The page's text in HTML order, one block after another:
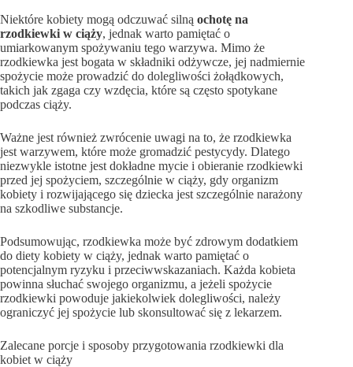
Niektóre kobiety mogą odczuwać silną ochotę na
rzodkiewki w ciąży, jednak warto pamiętać o
umiarkowanym spożywaniu tego warzywa. Mimo że
rzodkiewka jest bogata w składniki odżywcze, jej nadmiernie
spożycie może prowadzić do dolegliwości żołądkowych,
takich jak zgaga czy wzdęcia, które są często spotykane
podczas ciąży.
Ważne jest również zwrócenie uwagi na to, że rzodkiewka
jest warzywem, które może gromadzić pestycydy. Dlatego
niezwykle istotne jest dokładne mycie i obieranie rzodkiewki
przed jej spożyciem, szczególnie w ciąży, gdy organizm
kobiety i rozwijającego się dziecka jest szczególnie narażony
na szkodliwe substancje.
Podsumowując, rzodkiewka może być zdrowym dodatkiem
do diety kobiety w ciąży, jednak warto pamiętać o
potencjalnym ryzyku i przeciwwskazaniach. Każda kobieta
powinna słuchać swojego organizmu, a jeżeli spożycie
rzodkiewki powoduje jakiekolwiek dolegliwości, należy
ograniczyć jej spożycie lub skonsultować się z lekarzem.
Zalecane porcje i sposoby przygotowania rzodkiewki dla
kobiet w ciąży